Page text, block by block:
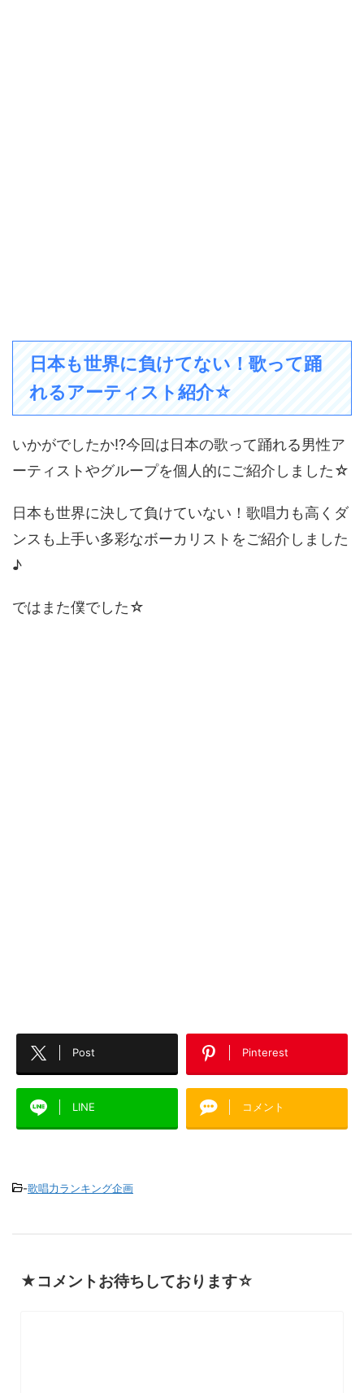
日本も世界に負けてない！歌って踊
れるアーティスト紹介☆
いかがでしたか!?今回は日本の歌って踊れる男性ア
ーティストやグループを個人的にご紹介しました☆
日本も世界に決して負けていない！歌唱力も高くダ
ンスも上手い多彩なボーカリストをご紹介しました
♪
ではまた僕でした☆
Post Pinterest
LINE コメント
-歌唱力ランキング企画
★コメントお待ちしております☆